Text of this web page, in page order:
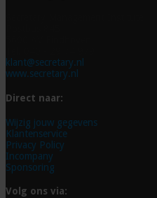
klant@secretary.nl
www.secretary.nl
Direct naar:
Wijzig jouw gegevens
Klantenservice
Privacy Policy
Incompany
Sponsoring
Volg ons via: